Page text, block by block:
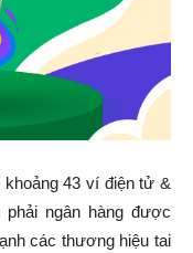
43 ví điện tử &
ngân hàng được
các thương hiệu tai